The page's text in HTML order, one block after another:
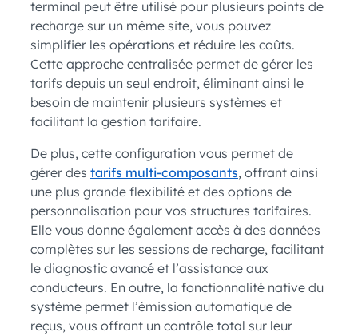
terminal peut être utilisé pour plusieurs points de
recharge sur un même site, vous pouvez
simplifier les opérations et réduire les coûts.
Cette approche centralisée permet de gérer les
tarifs depuis un seul endroit, éliminant ainsi le
besoin de maintenir plusieurs systèmes et
facilitant la gestion tarifaire.
De plus, cette configuration vous permet de
gérer des tarifs multi-composants, offrant ainsi
une plus grande flexibilité et des options de
personnalisation pour vos structures tarifaires.
Elle vous donne également accès à des données
complètes sur les sessions de recharge, facilitant
le diagnostic avancé et l’assistance aux
conducteurs. En outre, la fonctionnalité native du
système permet l’émission automatique de
reçus, vous offrant un contrôle total sur leur